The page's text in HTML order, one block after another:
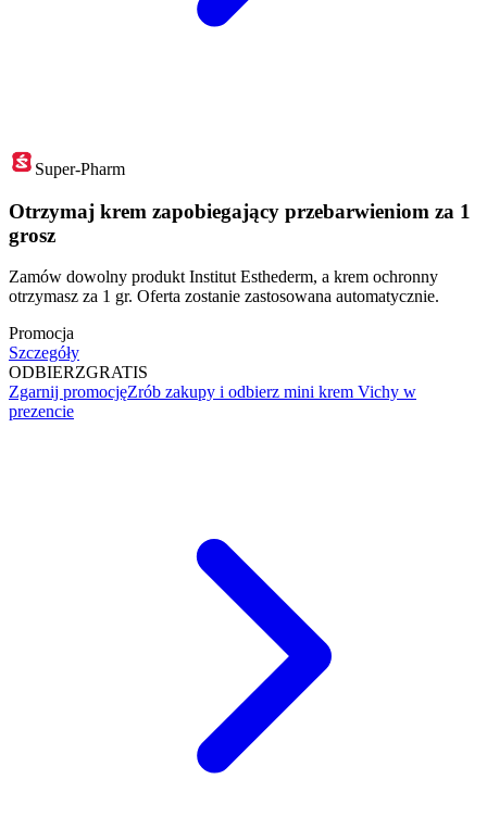
Super-Pharm
Otrzymaj krem zapobiegający przebarwieniom za 1
grosz
Zamów dowolny produkt Institut Esthederm, a krem ochronny
otrzymasz za 1 gr. Oferta zostanie zastosowana automatycznie.
Promocja
Szczegóły
ODBIERZGRATIS
Zgarnij promocjęZrób zakupy i odbierz mini krem Vichy w
prezencie